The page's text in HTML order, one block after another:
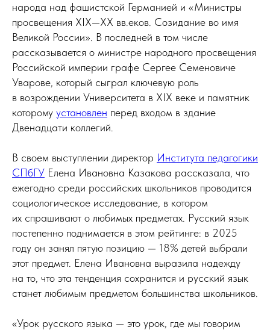
народа над фашистской Германией и «Министры
просвещения XIX—XX вв.еков. Созидание во имя
Великой России». В последней в том числе
рассказывается о министре народного просвещения
Российской империи графе Сергее Семеновиче
Уварове, который сыграл ключевую роль
в возрождении Университета в XIX веке и памятник
которому установлен перед входом в здание
Двенадцати коллегий.
В своем выступлении директор Института педагогики
СПбГУ Елена Ивановна Казакова рассказала, что
ежегодно среди российских школьников проводится
социологическое исследование, в котором
их спрашивают о любимых предметах. Русский язык
постепенно поднимается в этом рейтинге: в 2025
году он занял пятую позицию — 18% детей выбрали
этот предмет. Елена Ивановна выразила надежду
на то, что эта тенденция сохранится и русский язык
станет любимым предметом большинства школьников.
«Урок русского языка — это урок, где мы говорим